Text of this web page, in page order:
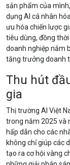
sản phẩm của
dụng AI cá nhân
ưu hóa chiến lược
tiêu dùng, đồng
doanh nghiệp nắm
tăng trưởng doanh
Thu hút
gia
Thị trường AI Việt
trong năm 2025 và
hấp dẫn cho các
không chỉ giúp các
tạo ra cơ hội vàng